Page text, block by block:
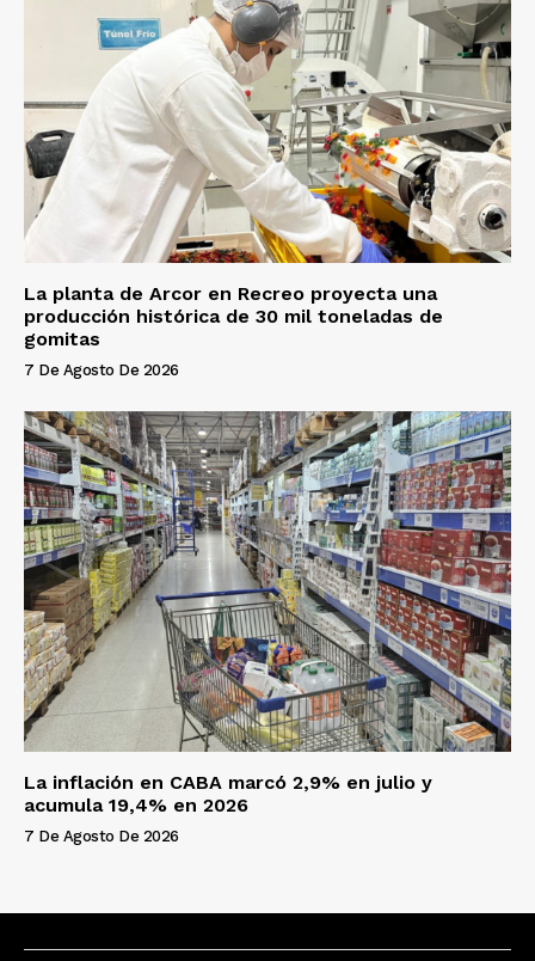
La planta de Arcor en Recreo proyecta una
producción histórica de 30 mil toneladas de
gomitas
7 De Agosto De 2026
La inflación en CABA marcó 2,9% en julio y
acumula 19,4% en 2026
7 De Agosto De 2026